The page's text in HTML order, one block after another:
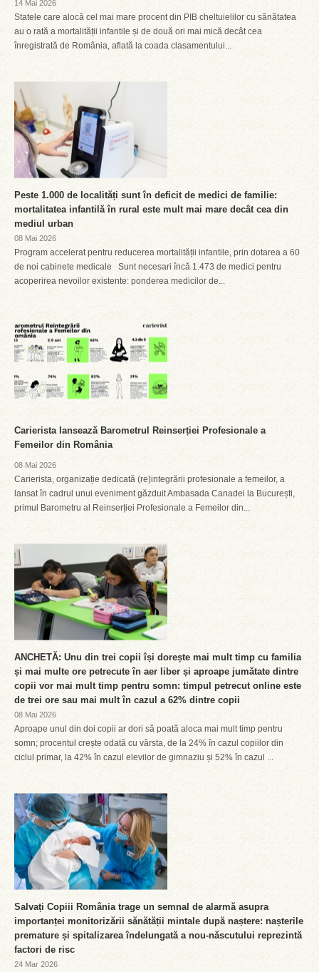
14 Mai 2026
Statele care alocă cel mai mare procent din PIB cheltuielilor cu sănătatea
au o rată a mortalității infantile și de două ori mai mică decât cea
înregistrată de România, aflată la coada clasamentului...
Peste 1.000 de localități sunt în deficit de medici de familie:
mortalitatea infantilă în rural este mult mai mare decât cea din
mediul urban
08 Mai 2026
Program accelerat pentru reducerea mortalității infantile, prin dotarea a 60
de noi cabinete medicale Sunt necesari încă 1.473 de medici pentru
acoperirea nevoilor existente: ponderea medicilor de...
Carierista lansează Barometrul Reinserției Profesionale a
Femeilor din România
08 Mai 2026
Carierista, organizație dedicată (re)integrării profesionale a femeilor, a
lansat în cadrul unui eveniment găzduit Ambasada Canadei la București,
primul Barometru al Reinserției Profesionale a Femeilor din...
ANCHETĂ: Unu din trei copii își dorește mai mult timp cu familia
și mai multe ore petrecute în aer liber și aproape jumătate dintre
copii vor mai mult timp pentru somn: timpul petrecut online este
de trei ore sau mai mult în cazul a 62% dintre copii
08 Mai 2026
Aproape unul din doi copii ar dori să poată aloca mai mult timp pentru
somn; procentul crește odată cu vârsta, de la 24% în cazul copiilor din
ciclul primar, la 42% în cazul elevilor de gimnaziu și 52% în cazul ...
Salvați Copiii România trage un semnal de alarmă asupra
importanței monitorizării sănătății mintale după naștere: nașterile
premature și spitalizarea îndelungată a nou-născutului reprezintă
factori de risc
24 Mar 2026